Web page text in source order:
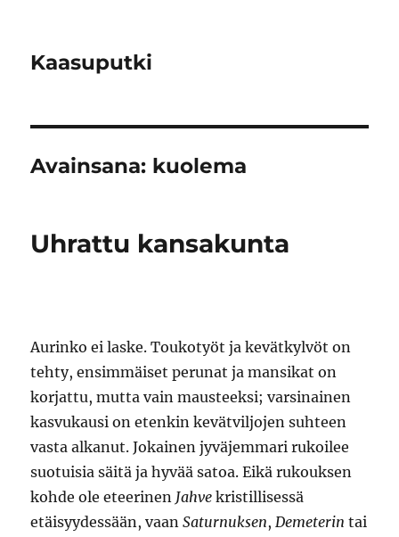
Kaasuputki
Avainsana: kuolema
Uhrattu kansakunta
Aurinko ei laske. Toukotyöt ja kevätkylvöt on
tehty, ensimmäiset perunat ja mansikat on
korjattu, mutta vain mausteeksi; varsinainen
kasvukausi on etenkin kevätviljojen suhteen
vasta alkanut. Jokainen jyväjemmari rukoilee
suotuisia säitä ja hyvää satoa. Eikä rukouksen
kohde ole eteerinen Jahve kristillisessä
etäisyydessään, vaanSaturnuksen,Demeterin tai